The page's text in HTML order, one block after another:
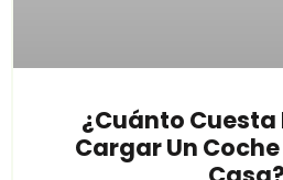
¿Cuánto
Cargar Un